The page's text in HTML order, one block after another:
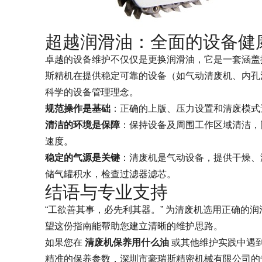
超越润滑油：全面的设备健
卓越的设备维护不仅仅是更换润滑油，它是一套涵
斯精机在提供稳定可靠的设备（如气动清废机、内
科学的设备管理理念。
规范操作是基础 ：正确的上版、压力设置和清废模
清洁的环境是保障：保持设备及周围工作区域清洁
速度。
稳定的气源是关键 ：清废机是气动设备，提供干燥
储气罐积水，检查过滤器滤芯。
结语与专业支持
“工欲善其事，必先利其器。” 为清废机选用正确的
望这份指南能帮助您建立清晰的维护思路。
如果您在 清废机保养用什么油 或其他维护实践中遇
精准的保养参数，深圳市豪瑞斯精密机械有限公司